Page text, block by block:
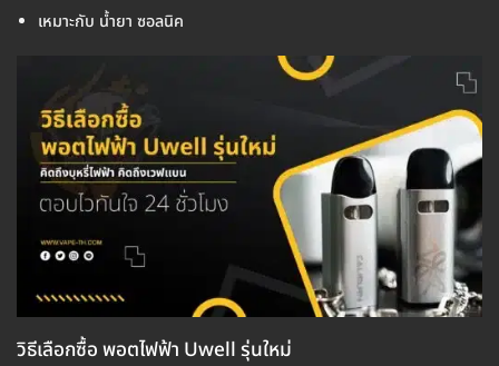
เหมาะกับ น้ำยา ซอลนิค
วิธีเลือกซื้อ พอตไฟฟ้า Uwell รุ่นใหม่